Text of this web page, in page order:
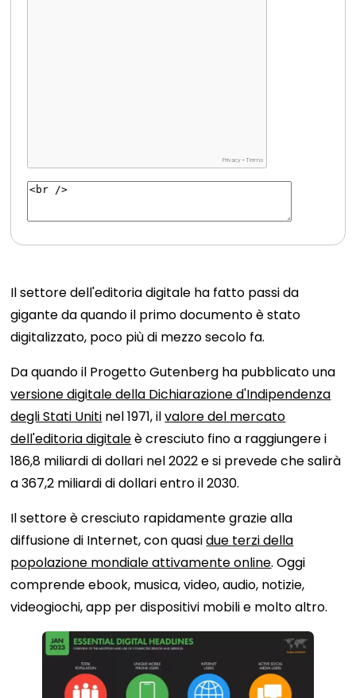
Il settore dell'editoria digitale ha fatto passi da
gigante da quando il primo documento è stato
digitalizzato, poco più di mezzo secolo fa.
Da quando il Progetto Gutenberg ha pubblicato una
versione digitale della Dichiarazione d'Indipendenza
degli Stati Uniti nel 1971, ilvalore del mercato
dell'editoria digitaleè cresciuto fino a raggiungere i
186,8 miliardi di dollari nel 2022 e si prevede che salirà
a 367,2 miliardi di dollari entro il 2030.
Il settore è cresciuto rapidamente grazie alla
diffusione di Internet, con quasidue terzi della
popolazione mondiale attivamente online. Oggi
comprende ebook, musica, video, audio, notizie,
videogiochi, app per dispositivi mobili e molto altro.